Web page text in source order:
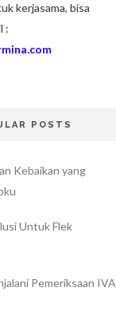
kerjasama, bisa
:
POSTS
Kebaikan yang
Untuk Flek
Pemeriksaan IVA